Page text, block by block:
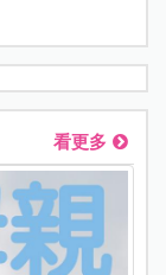
看更多